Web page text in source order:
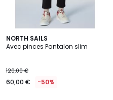
NORTH SAILS
Avec pinces Pantalon slim
120,00 €
60,00 € -50%
3
Couleurs